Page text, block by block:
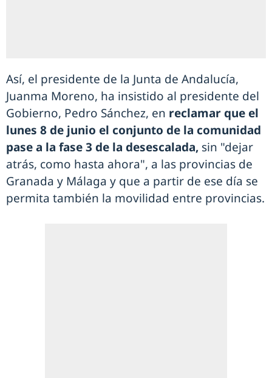
Así, el presidente de la Junta de Andalucía,
Juanma Moreno, ha insistido al presidente del
Gobierno, Pedro Sánchez, en reclamar que el
lunes 8 de junio el conjunto de la comunidad
pase a la fase 3 de la desescalada, sin "dejar
atrás, como hasta ahora", a las provincias de
Granada y Málaga y que a partir de ese día se
permita también la movilidad entre provincias.